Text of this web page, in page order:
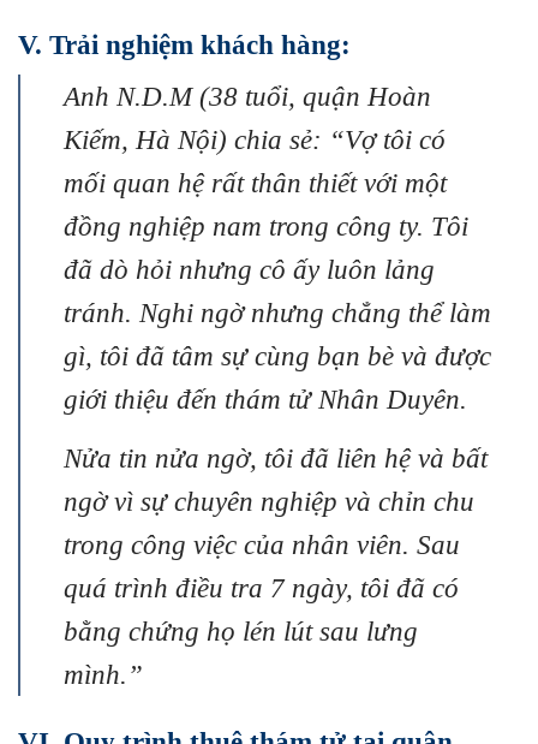
V. Trải nghiệm khách hàng:
Anh N.D.M (38 tuổi, quận Hoàn
Kiếm, Hà Nội) chia sẻ: “Vợ tôi có
mối quan hệ rất thân thiết với một
đồng nghiệp nam trong công ty. Tôi
đã dò hỏi nhưng cô ấy luôn lảng
tránh. Nghi ngờ nhưng chẳng thể làm
gì, tôi đã tâm sự cùng bạn bè và được
giới thiệu đến thám tử Nhân Duyên.
Nửa tin nửa ngờ, tôi đã liên hệ và bất
ngờ vì sự chuyên nghiệp và chỉn chu
trong công việc của nhân viên. Sau
quá trình điều tra 7 ngày, tôi đã có
bằng chứng họ lén lút sau lưng
mình.”